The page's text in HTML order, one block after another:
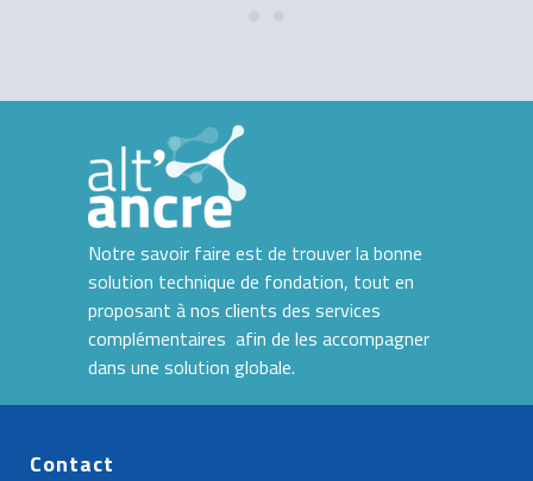
Notre savoir faire est de trouver la bonne
solution technique de fondation, tout en
proposant à nos clients des services
complémentaires afin de les accompagner
dans une solution globale.
Contact